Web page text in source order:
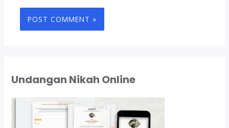
Undangan Nikah Online